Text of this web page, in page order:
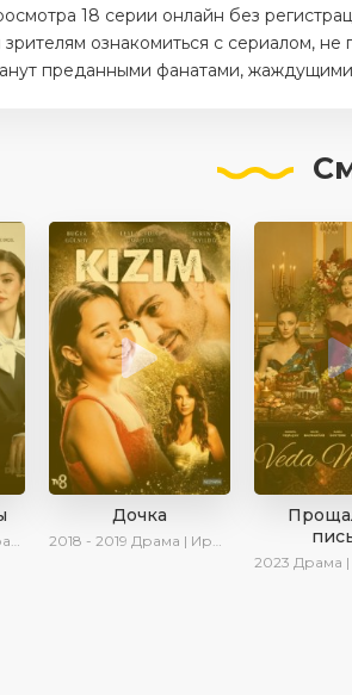
18 серии онлайн без
ознакомиться с сериалом,
преданными фанатами, жаждущими
Дочка
2018 - 2019 Драма | Ирина Котова
2023 Драма | SesDizi |